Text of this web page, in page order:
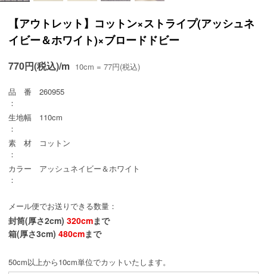
【アウトレット】コットン×ストライプ(アッシュネ
イビー＆ホワイト)×ブロードドビー
770円(税込)/m 10cm = 77円(税込)
品 番
：
260955
生地幅
：
110cm
素 材
：
コットン
カラー
：
アッシュネイビー＆ホワイト
メール便でお送りできる数量：
封筒(厚さ2cm) 320cmまで
箱(厚さ3cm) 480cmまで
50cm以上から10cm単位でカットいたします。